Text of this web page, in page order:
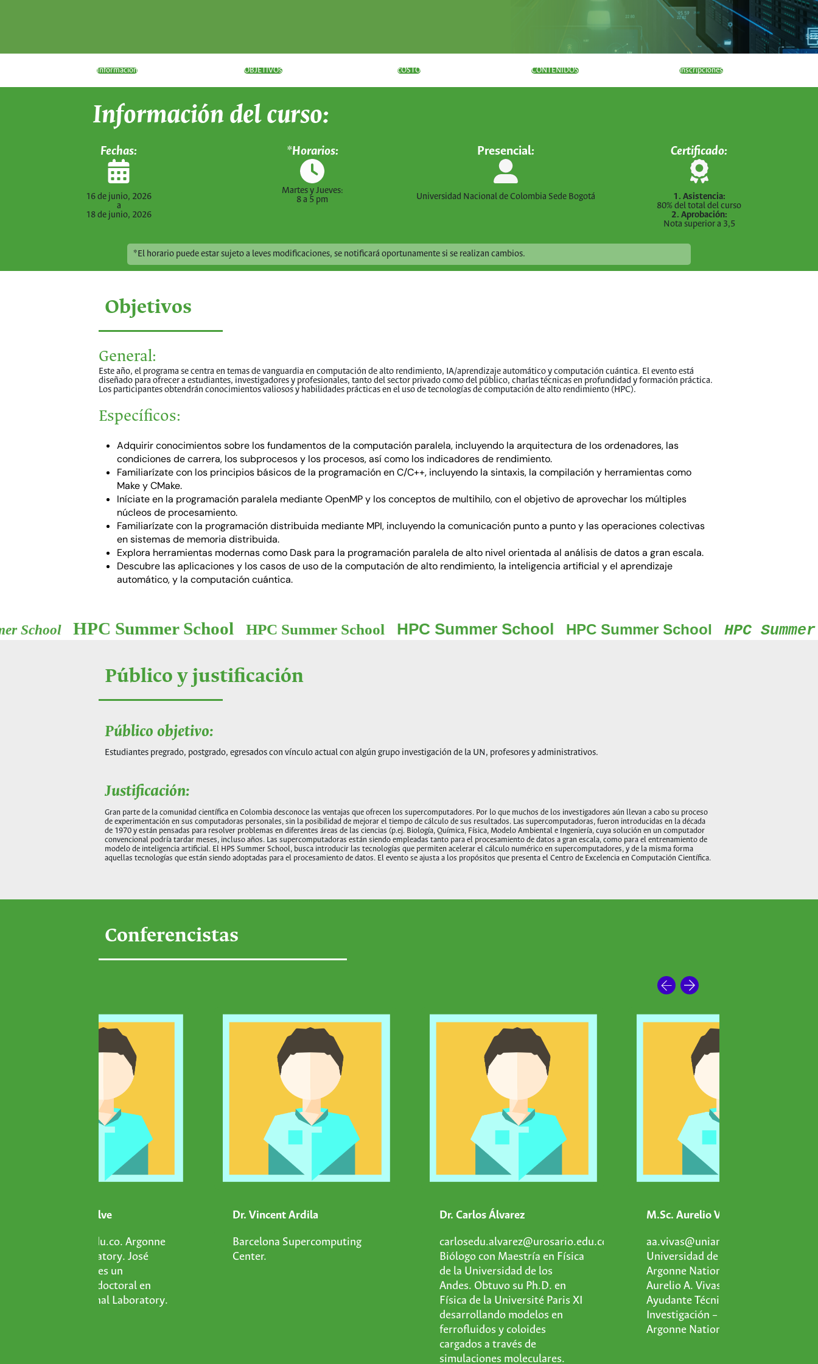
Información OBJETIVOs cOSTO CONTENIDOS inscripciones
Información del curso:
Fechas:
16 de junio, 2026
a
18 de junio, 2026
*Horarios:
Martes y Jueves:
8 a 5 pm
Presencial:
Universidad Nacional de Colombia Sede Bogotá
Certificado:
1. Asistencia:
80% del total del curso
2. Aprobación:
Nota superior a 3,5
*El horario puede estar sujeto a leves modificaciones, se notificará oportunamente si se realizan cambios.
Objetivos
General:
Este año, el programa se centra en temas de vanguardia en computación de alto rendimiento, IA/aprendizaje automático y computación cuántica. El evento está
diseñado para ofrecer a estudiantes, investigadores y profesionales, tanto del sector privado como del público, charlas técnicas en profundidad y formación práctica.
Los participantes obtendrán conocimientos valiosos y habilidades prácticas en el uso de tecnologías de computación de alto rendimiento (HPC).
Específicos:
Adquirir conocimientos sobre los fundamentos de la computación paralela, incluyendo la arquitectura de los ordenadores, las
condiciones de carrera, los subprocesos y los procesos, así como los indicadores de rendimiento.
Familiarízate con los principios básicos de la programación en C/C++, incluyendo la sintaxis, la compilación y herramientas como
Make y CMake.
Iníciate en la programación paralela mediante OpenMP y los conceptos de multihilo, con el objetivo de aprovechar los múltiples
núcleos de procesamiento.
Familiarízate con la programación distribuida mediante MPI, incluyendo la comunicación punto a punto y las operaciones colectivas
en sistemas de memoria distribuida.
Explora herramientas modernas como Dask para la programación paralela de alto nivel orientada al análisis de datos a gran escala.
Descubre las aplicaciones y los casos de uso de la computación de alto rendimiento, la inteligencia artificial y el aprendizaje
automático, y la computación cuántica.
HPC Summer School HPC Summer School HPC Summer School HPC Summer School HPC Summer School
Público y justificación
Justificación:
Gran parte de la comunidad científica en Colombia desconoce las ventajas que ofrecen los supercomputadores. Por lo que muchos de los investigadores aún llevan a cabo su proceso
de experimentación en sus computadoras personales, sin la posibilidad de mejorar el tiempo de cálculo de sus resultados. Las supercomputadoras, fueron introducidas en la década
de 1970 y están pensadas para resolver problemas en diferentes áreas de las ciencias (p.ej. Biología, Química, Física, Modelo Ambiental e Ingeniería, cuya solución en un computador
convencional podría tardar meses, incluso años. Las supercomputadoras están siendo empleadas tanto para el procesamiento de datos a gran escala, como para el entrenamiento de
modelo de inteligencia artificial. El HPS Summer School, busca introducir las tecnologías que permiten acelerar el cálculo numérico en supercomputadores, y de la misma forma
aquellas tecnologías que están siendo adoptadas para el procesamiento de datos. El evento se ajusta a los propósitos que presenta el Centro de Excelencia en Computación Científica.
Público objetivo:
Estudiantes pregrado, postgrado, egresados con vínculo actual con algún grupo investigación de la UN, profesores y administrativos.
Conferencistas
Dr. José Monsalve
josem@udel.edu.co. Argonne
National Laboratory. José
Monsalve Diaz es un
candidato postdoctoral en
Argonne National Laboratory.
Dr. Vincent Ardila
Barcelona Supercomputing
Center.
Dr. Carlos Álvarez
carlosedu.alvarez@urosario.edu.co.
Biólogo con Maestría en Física
de la Universidad de los
Andes. Obtuvo su Ph.D. en
Física de la Université Paris XI
desarrollando modelos en
ferrofluidos y coloides
cargados a través de
simulaciones moleculares.
M.Sc. Aurelio Vivas
aa.vivas@uniandes.edu.co.
Universidad de los Andes.
Argonne National Laboratory.
Aurelio A. Vivas Meza es
Ayudante Técnico de
Investigación – PhD en
Argonne National Laboratory.